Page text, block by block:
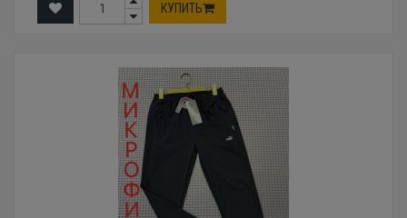
КУПИТЬ